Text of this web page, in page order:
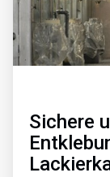
e
1
v
Sichere